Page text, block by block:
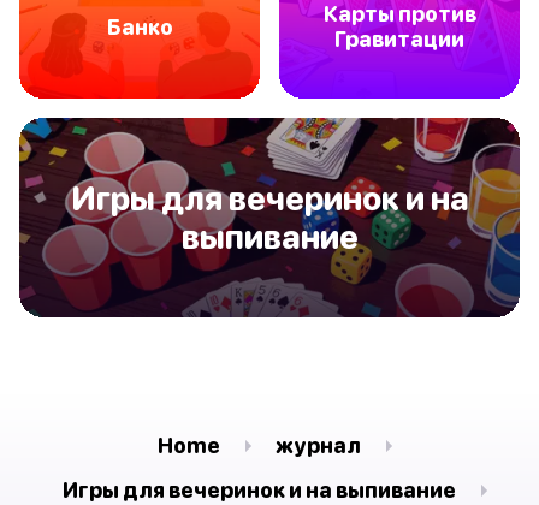
Банко
Карты против
Гравитации
Игры для вечеринок и на
выпивание
Home
журнал
Игры для вечеринок и на выпивание